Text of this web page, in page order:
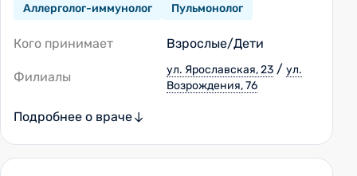
Аллерголог-иммунолог Пульмонолог
Кого принимает Взрослые/Дети
Филиалы ул. Ярославская, 23 / ул.
Возрождения, 76
Подробнее о враче